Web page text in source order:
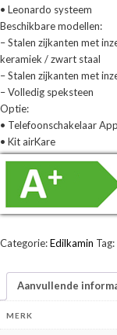
• Leonardo systeem
Beschikbare modellen:
– Stalen zijkanten met
keramiek / zwart staal
– Stalen zijkanten met
– Volledig speksteen
Optie:
• Telefoonschakelaar
• Kit airKare
Categorie:Edilkamin Tag:
Aanvullende
MERK